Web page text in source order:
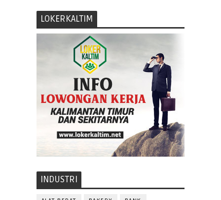
LOKERKALTIM
INDUSTRI